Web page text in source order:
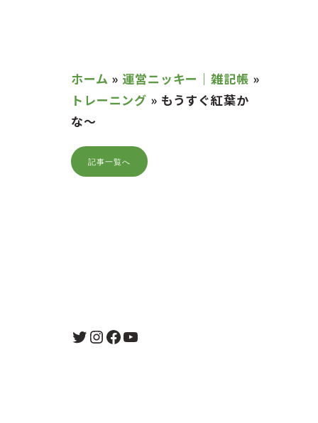
ホーム » 運営ニッキー｜雑記帳 »
トレーニング » もうすぐ紅葉か
な〜
記事一覧へ
Twitter
Instagram
Facebook
YouTube